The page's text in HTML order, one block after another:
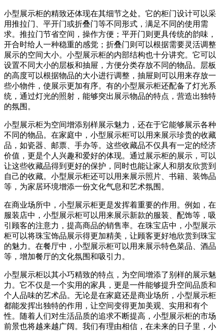
小型展示柜的精致还体现在其细节之处。它的柜门设计可以采
用推拉门、平开门或折叠门等不同形式，满足不同的使用需
求。推拉门节省空间，操作方便；平开门则更具传统的韵味，
开合时给人一种稳重的感觉；折叠门则可以根据需要灵活调整
展示的空间大小。小型展示柜的内部结构也十分讲究。它可以
设置不同大小的层板和抽屉，方便分类存放不同的物品。层板
的高度可以根据物品的大小进行调整，抽屉则可以用来存放一
些小物件，使展示更加有序。有的小型展示柜还配备了灯光系
统，通过灯光的照射，能够突出展示物品的特点，营造出独特
的氛围。
小型展示柜为空间增添别样展示魅力，还在于它能够展示各种
不同的物品。在家庭中，小型展示柜可以用来展示珍贵的收藏
品，如瓷器、邮票、手办等。这些收藏品不仅具有一定的经济
价值，更是个人兴趣和爱好的体现。通过展示柜的展示，可以
让这些收藏品得到更好的保护，同时也能让家人和朋友欣赏到
自己的收藏。小型展示柜还可以用来展示照片、书籍、装饰品
等，为家居环境增添一份文化气息和艺术氛围。
在商业场所中，小型展示柜更是发挥着重要的作用。例如，在
服装店中，小型展示柜可以用来展示新款的服装、配饰等，吸
引顾客的注意力，提高商品的销售率。在珠宝店中，小型展示
柜可以将珠宝饰品展示得更加精美，让顾客更好地欣赏到珠宝
的魅力。在餐厅中，小型展示柜可以用来展示特色菜品、酒品
等，增加餐厅的文化氛围和吸引力。
小型展示柜以其小巧精致的特点，为空间增添了别样的展示魅
力。它不仅是一个实用的家具，更是一件能够提升空间品质和
个人品味的艺术品。无论是在家庭还是商业场所，小型展示柜
都能发挥出独特的作用，让空间变得更加美观、实用和有个
性。随着人们对生活品质的追求不断提高，小型展示柜的市场
前景也将越来越广阔。我们有理由相信，在未来的日子里，小